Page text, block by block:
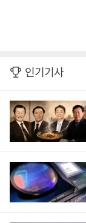
인기기사